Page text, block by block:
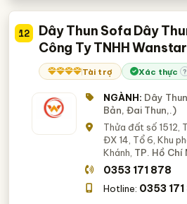
12
Dây Thun Sofa Dây
Công Ty TNHH
Tài trợ Xác thực ?
NGÀNH: Dây
Bản, Đai Thun,.)
Thửa đất số 1512,
ĐX 14, Tổ 6, Khu
Khánh, TP. Hồ Chí
0353 171 878
Hotline: 0353